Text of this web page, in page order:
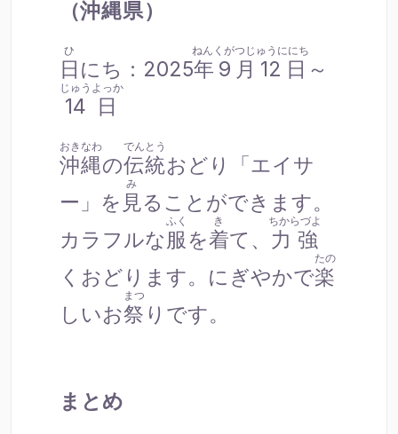
（沖縄県）
日
ひ
にち：2025年9月12日
ねんくがつじゅうににち
～
14日
じゅうよっか
沖縄
おきなわ
の伝統
でんとう
おどり「エイサ
ー」を 見
み
ることができます。
カラフルな服
ふく
を着
き
て、 力強
ちからづよ
くおどります。にぎやかで楽
たの
しいお祭
まつ
りです。
まとめ